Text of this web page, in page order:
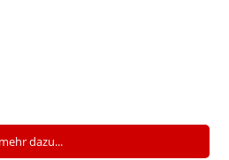
mehr dazu...